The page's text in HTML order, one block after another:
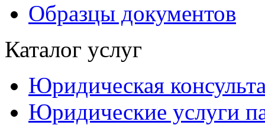
Образцы документов
Каталог услуг
Юридическая
Юридические услуги